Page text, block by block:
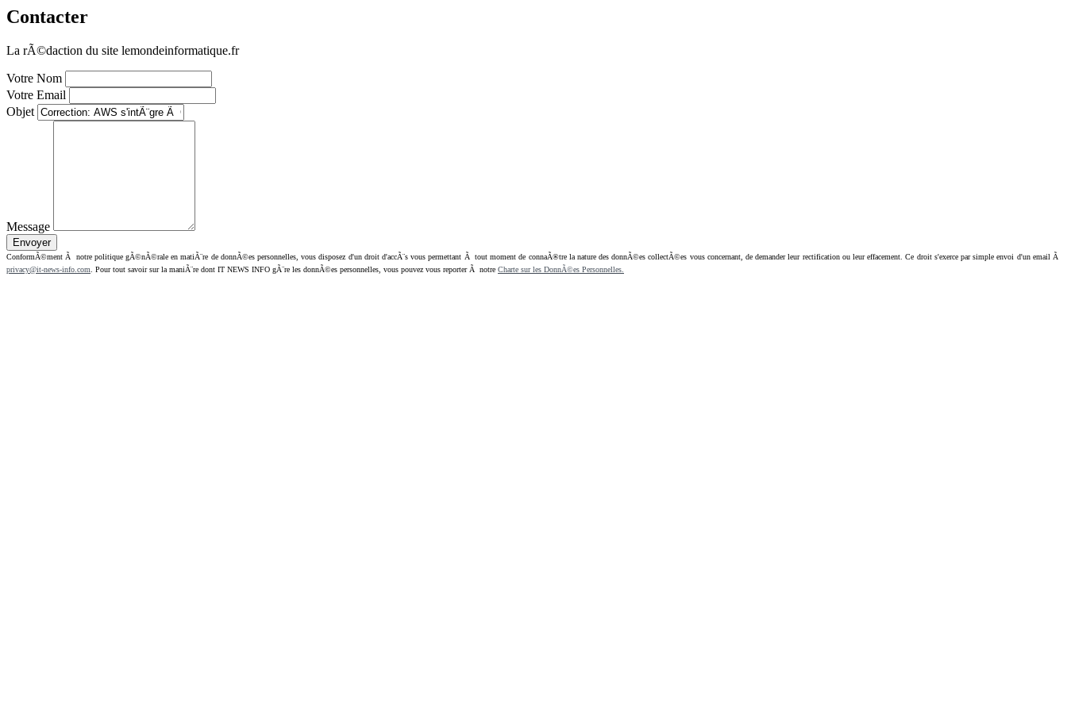
Contacter
La rÃ©daction du site lemondeinformatique.fr
Votre Nom
Votre Email
Objet
Message
ConformÃ©ment Ã notre politique gÃ©nÃ©rale en matiÃ¨re de donnÃ©es personnelles, vous disposez d'un droit d'accÃ¨s vous permettant Ã tout moment de connaÃ®tre la nature des donnÃ©es collectÃ©es vous concernant, de demander leur rectification ou leur effacement. Ce droit s'exerce par simple envoi d'un email Ã
privacy@it-news-info.com . Pour tout savoir sur la maniÃ¨re dont IT NEWS INFO gÃ¨re les donnÃ©es personnelles, vous pouvez vous reporter Ã notre Charte sur les DonnÃ©es Personnelles.